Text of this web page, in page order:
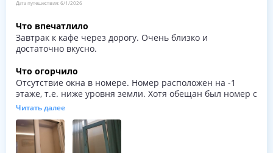
Дата путешествия:6/1/2026
Что впечатлило
Завтрак к кафе через дорогу. Очень близко и
достаточно вкусно.
Что огорчило
Отсутствие окна в номере. Номер расположен на -1
этаже, т.е. ниже уровня земли. Хотя обещан был номер с
&quot;хорошим видом на город&quot;. Не выключались
свет и вентилятор в ванной комнате и круглосуточно
было слышно шум вытяжки.
Читать далее